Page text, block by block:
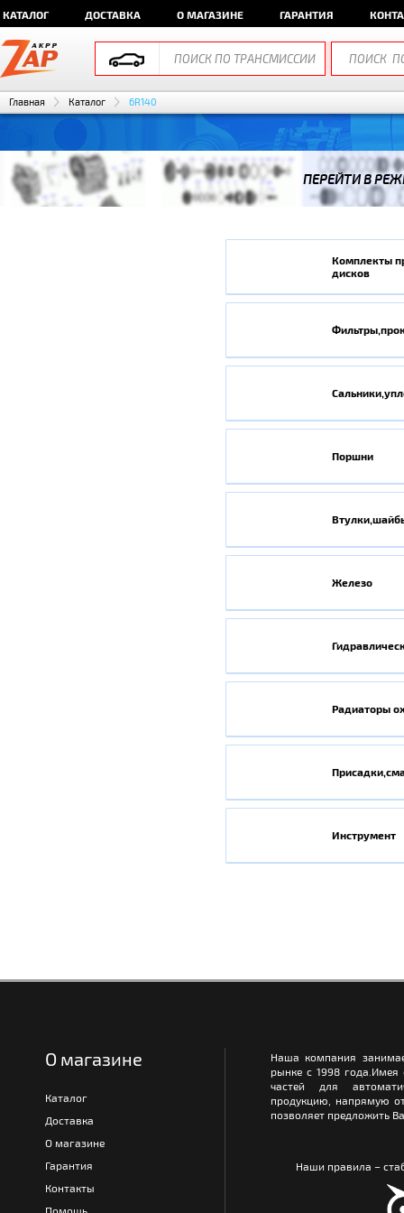
КАТАЛОГ ДОСТАВКА О МАГАЗИНЕ ГАРАНТИЯ
Главная Каталог 6R140
ПЕРЕЙТИ В
Комплекты
дисков
Поршни
Железо
Радиаторы
Инструмент
О магазине
Каталог
Доставка
О магазине
Гарантия
Контакты
Помощь
Наша компания
рынке с 1998
частей для
продукцию, напрямую
позволяет предложить
Наши правила –